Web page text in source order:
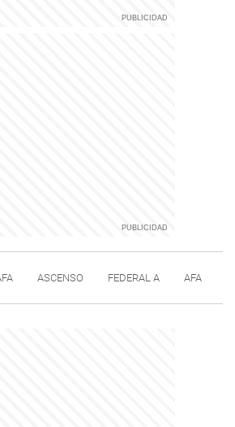
ASCENSO FEDERAL A AFA